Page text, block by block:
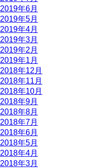
2019年6月
2019年5月
2019年4月
2019年3月
2019年2月
2019年1月
2018年12月
2018年11月
2018年10月
2018年9月
2018年8月
2018年7月
2018年6月
2018年5月
2018年4月
2018年3月